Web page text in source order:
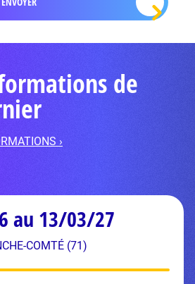
de
›
au 13/03/27
COMTÉ (71)